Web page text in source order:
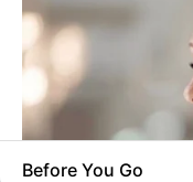
Before You Go